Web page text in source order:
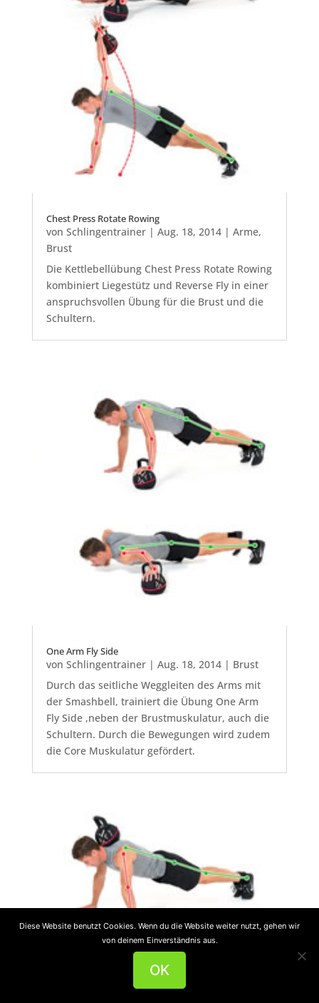
Chest Press Rotate Rowing
von Schlingentrainer| Aug. 18, 2014| Arme,
Brust
Die Kettlebellübung Chest Press Rotate Rowing
kombiniert Liegestütz und Reverse Fly in einer
anspruchsvollen Übung für die Brust und die
Schultern.
One Arm Fly Side
von Schlingentrainer| Aug. 18, 2014| Brust
Durch das seitliche Weggleiten des Arms mit
der Smashbell, trainiert die Übung One Arm
Fly Side ,neben der Brustmuskulatur, auch die
Schultern. Durch die Bewegungen wird zudem
die Core Muskulatur gefördert.
Diese Website benutzt Cookies. Wenn du die Website weiter nutzt, gehen wir
von deinem Einverständnis aus.
OK